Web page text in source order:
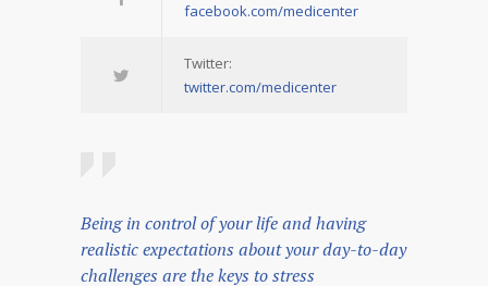
facebook.com/medicenter
Twitter:
twitter.com/medicenter
Being in control of your life and having
realistic expectations about your day-to-day
challenges are the keys to stress